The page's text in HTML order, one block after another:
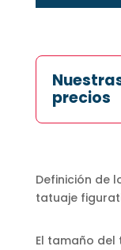
precios
Definición de
tatuaje
El tamaño del